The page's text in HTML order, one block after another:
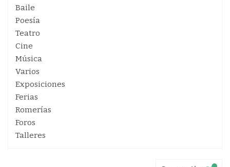
Baile
Poesía
Teatro
Cine
Música
Varios
Exposiciones
Ferias
Romerías
Foros
Talleres